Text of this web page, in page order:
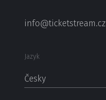
info@ticketstream.cz
Jazyk
Česky